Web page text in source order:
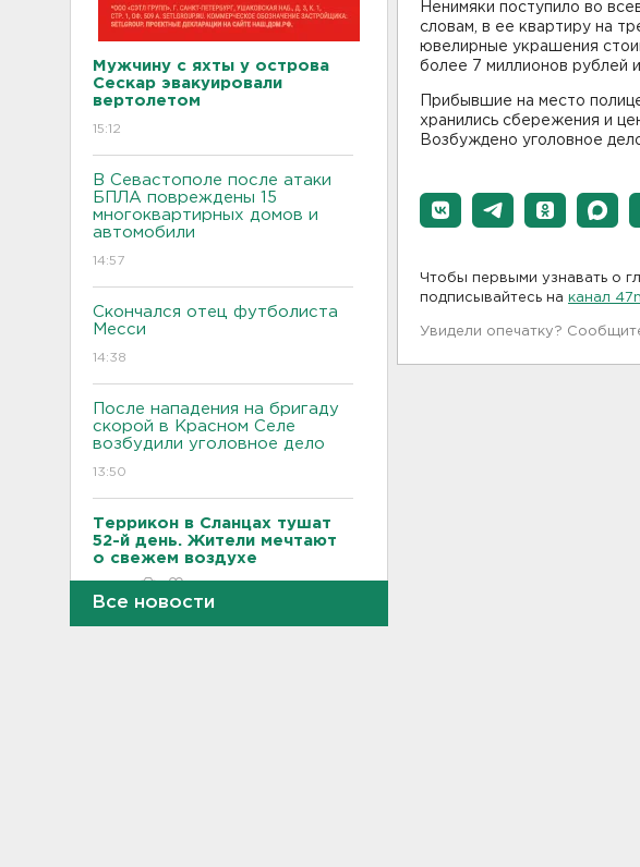
Мужчину с яхты у острова
Сескар эвакуировали
вертолетом
15:12
В Севастополе после атаки
БПЛА повреждены 15
многоквартирных домов и
автомобили
14:57
Скончался отец футболиста
Месси
14:38
После нападения на бригаду
скорой в Красном Селе
возбудили уголовное дело
13:50
Террикон в Сланцах тушат
52-й день. Жители мечтают
о свежем воздухе
Все новости
Ненимяки поступило во
словам, в ее квартиру на
ювелирные украшения
более 7 миллионов рублей
Прибывшие на место
хранились сбережения и
Возбуждено уголовное
Чтобы первыми узнавать о
подписывайтесь на канал
Увидели опечатку?